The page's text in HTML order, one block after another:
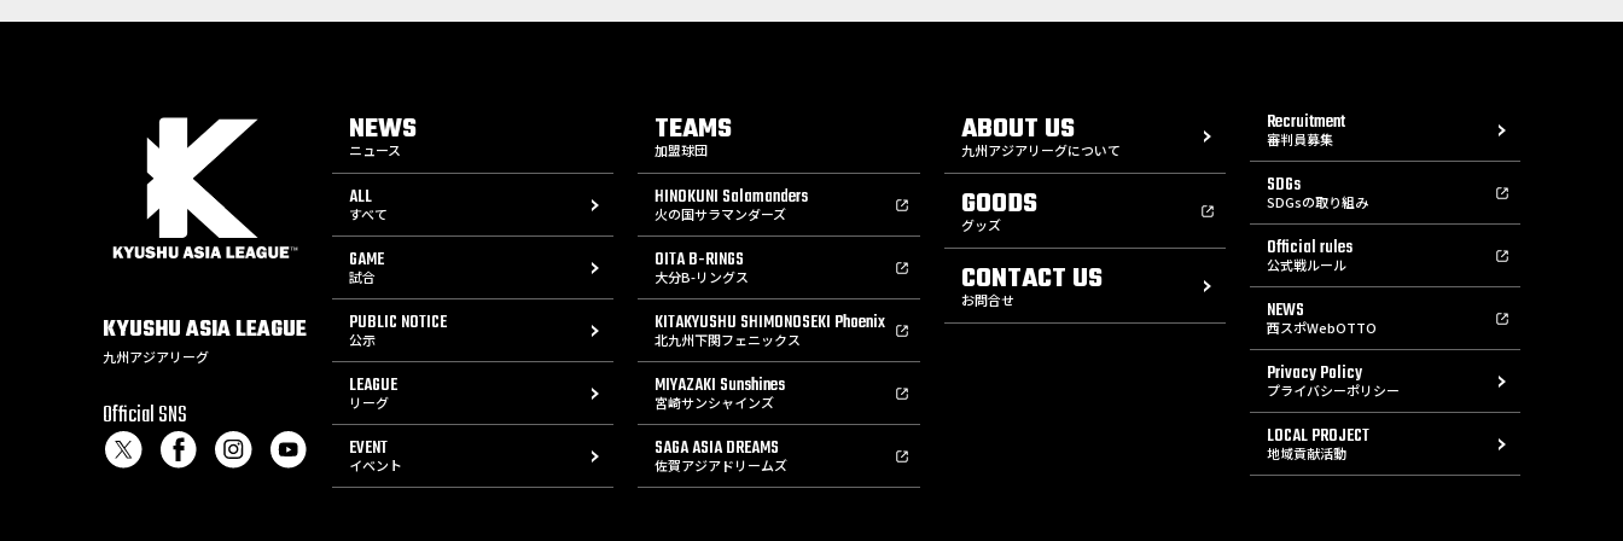
KYUSHUASIALEAGUE
九州アジアリーグ
Official SNS
NEWS
ニュース
ALL
すべて
GAME
試合
PUBLIC NOTICE
公示
LEAGUE
リーグ
EVENT
イベント
TEAMS
加盟球団
HINOKUNI Salamanders
火の国サラマンダーズ
OITA B-RINGS
大分B-リングス
KITAKYUSHU SHIMONOSEKI Phoenix
北九州下関フェニックス
MIYAZAKI Sunshines
宮崎サンシャインズ
SAGA ASIA DREAMS
佐賀アジアドリームズ
ABOUT US
九州アジアリーグについて
GOODS
グッズ
CONTACT US
お問合せ
Recruitment
審判員募集
SDGs
SDGsの取り組み
Official rules
公式戦ルール
NEWS
西スポWebOTTO
Privacy Policy
プライバシーポリシー
LOCAL PROJECT
地域貢献活動